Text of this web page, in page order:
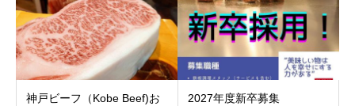
神戸ビーフ（Kobe Beef)お
2027年度新卒募集